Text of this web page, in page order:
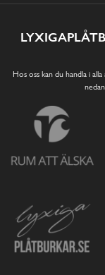
Hos oss kan du handla i